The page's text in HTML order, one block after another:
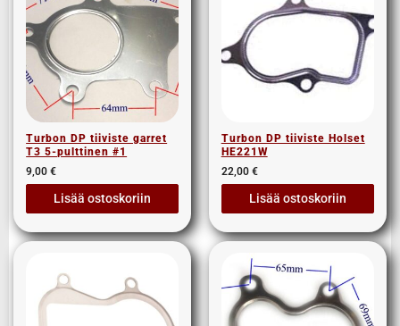
Turbon DP tiiviste garret
T3 5-pulttinen #1
9,00€
Lisää ostoskoriin
Turbon DP tiiviste Holset
HE221W
22,00 €
Lisää ostoskoriin